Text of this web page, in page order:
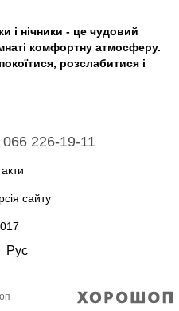
і нічники - це чудовий
комфортну атмосферу.
розслабитися і
066 226-19-11
сайту
Рус